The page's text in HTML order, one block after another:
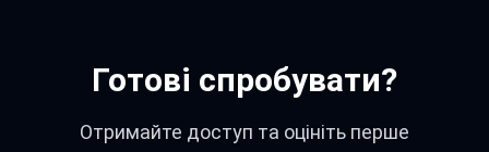
Готові спробувати?
Отримайте доступ та оцініть перше